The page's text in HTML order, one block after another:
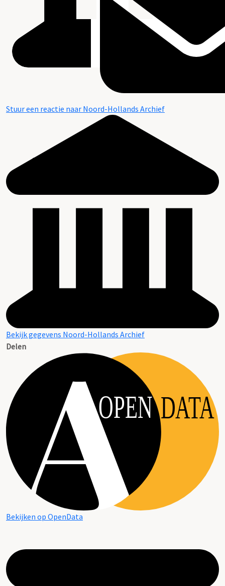
Stuur een reactie naar Noord-Hollands Archief
Bekijk gegevens Noord-Hollands Archief
Delen
OPEN DATA
Bekijken op OpenData